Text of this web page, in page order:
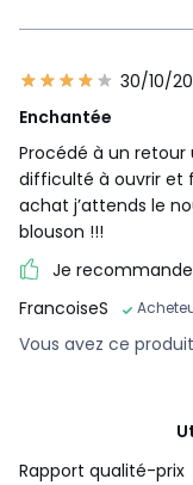
30/10/
Enchantée
Procédé à un
difficulté à ouvrir et
achat j’attends le
blouson !!!
Je
FrancoiseS
Vous avez ce
Rapport qualité-prix